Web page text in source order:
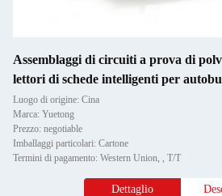
Assemblaggi di circuiti a prova di
lettori di schede intelligenti per
Luogo di origine: Cina
Marca: Yuetong
Prezzo: negotiable
Imballaggi particolari: Cartone
Termini di pagamento: Western Union, , T/T
Dettaglio